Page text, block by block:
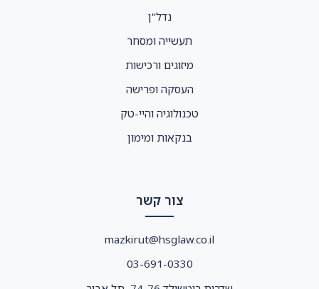
נדל"ן
תעשייה ומסחר
מיזוגים ורכישות
העסקה ופרישה
טכנולוגיה והיי-טק
בנקאות ומימון
צור קשר
mazkirut@hsglaw.co.il
03-691-0330